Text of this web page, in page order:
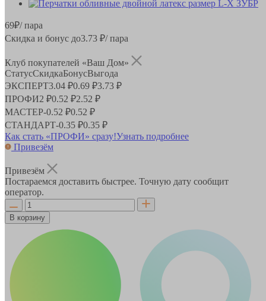
69₽/ пара
Скидка и бонус до3.73 ₽/ пара
Клуб покупателей «Ваш Дом»
СтатусСкидкаБонусВыгода
ЭКСПЕРТ3.04 ₽0.69 ₽3.73 ₽
ПРОФИ2 ₽0.52 ₽2.52 ₽
МАСТЕР-0.52 ₽0.52 ₽
СТАНДАРТ-0.35 ₽0.35 ₽
Как стать «ПРОФИ» сразу!Узнать подробнее
Привезём
Привезём
Постараемся доставить быстрее. Точную дату сообщит
оператор.
В корзину